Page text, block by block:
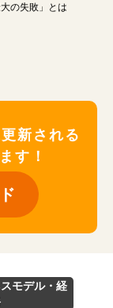
の失敗」とは
新される
す！
モデル・経